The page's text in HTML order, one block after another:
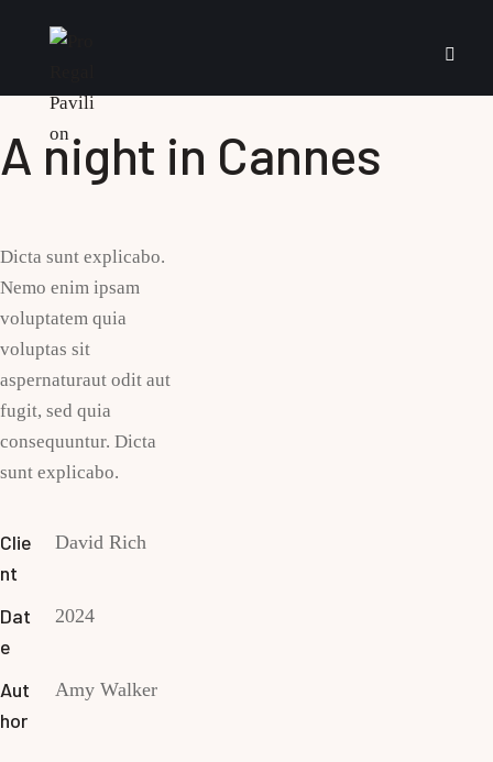
A night in Cannes
Dicta sunt explicabo.
Nemo enim ipsam
voluptatem quia
voluptas sit
aspernaturaut odit aut
fugit, sed quia
consequuntur. Dicta
sunt explicabo.
Clie
nt
David Rich
Dat
e
2024
Aut
hor
Amy Walker